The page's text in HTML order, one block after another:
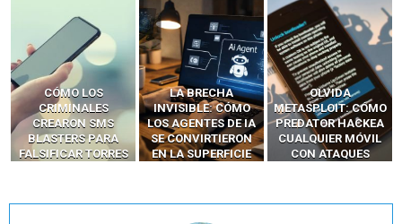
LA BRECHA
INVISIBLE: CÓMO
LOS AGENTES DE IA
SE CONVIRTIERON
EN LA SUPERFICIE
OLVIDA
METASPLOIT: CÓMO
PREDATOR HACKEA
CUALQUIER MÓVIL
CON ATAQUES
CÓMO LOS HACKERS
INTERCEPTAN OTPS
Y LLAMADAS
MÓVILES SIN
‘HACKEAR’ — EL